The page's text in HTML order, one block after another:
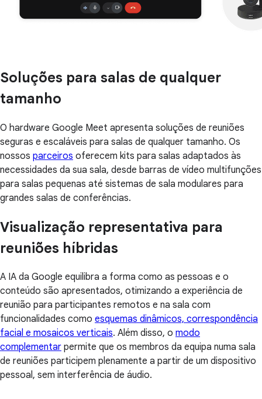
Soluções para salas de qualquer
tamanho
O hardware Google Meet apresenta soluções de reuniões
seguras e escaláveis para salas de qualquer tamanho. Os
nossos parceiros oferecem kits para salas adaptados às
necessidades da sua sala, desde barras de vídeo multifunções
para salas pequenas até sistemas de sala modulares para
grandes salas de conferências.
Visualização representativa para
reuniões híbridas
A IA da Google equilibra a forma como as pessoas e o
conteúdo são apresentados, otimizando a experiência de
reunião para participantes remotos e na sala com
funcionalidades como esquemas dinâmicos, correspondência
facial e mosaicos verticais. Além disso, o modo
complementar permite que os membros da equipa numa sala
de reuniões participem plenamente a partir de um dispositivo
pessoal, sem interferência de áudio.